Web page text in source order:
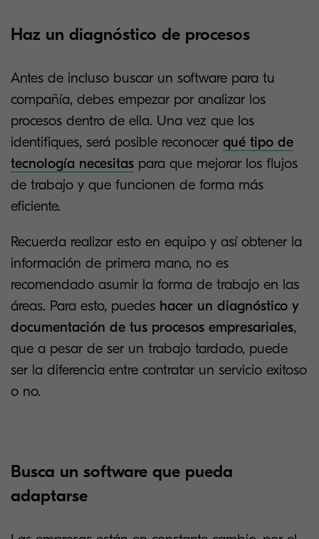
Haz un diagnóstico de procesos
Antes de incluso buscar un software para tu
compañía, debes empezar por analizar los
procesos dentro de ella. Una vez que los
identifiques, será posible reconocer qué tipo de
tecnología necesitas para que mejorar los flujos
de trabajo y que funcionen de forma más
eficiente.
Recuerda realizar esto en equipo y así obtener la
información de primera mano, no es
recomendado asumir la forma de trabajo en las
áreas. Para esto, puedes hacer un diagnóstico y
documentación de tus procesos empresariales,
que a pesar de ser un trabajo tardado, puede
ser la diferencia entre contratar un servicio exitoso
o no.
Busca un software que pueda
adaptarse